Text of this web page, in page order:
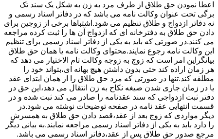
اعطا نمودن حق طلاق از طرف مرد به زن به شکل یک سند تک
برگی تحت عنوان وکالت نامه می باشد که در دفاتر اسناد رسمی و
نه دفاتر ازدواج و طلاق تنظیم می شود.اشتباها برخی از زوجین برای
دادن حق طلاق به دفترخانه ای که ازدواج آن ها را ثبت کرده مراجعه
می کنند.در صورتی که باید به یکی از دفاتر اسناد رسمی برای تنظیم
این وکالت نامه رجوع نمایند.محتوای وکالت نامه یا همان حق طلاق
بیانگراین امر است که زوج به زوجه وکالت تام الاختیار می دهد که
هر زمان اراده کند حتی بدون داشتن هیچ بهانه ای،بتواند خود را
مطلقه کند.تنها در صورتی که مرد حق طلاق را از همان ابتدای عقد
یا در زمان جاری شدن صیغه نکاح به زن انتقال می دهد،این حق در
دفتر ثبت ازدواجی که سند عقدنامه را صادر می کند ثبت شده و در
قسمت انتهایی عقد نامه در صفحه توضیحات نوشته می شود.در
دیگر مواردی که زوج بعد از عقد،قصد دادن حق طلاق به همسرش
را دارد باید به یکی از دفاتر اسناد رسمی مراجعه نمایند.به بیانی دیگر
مرجع صدور حق طلاق پس از عقد،دفاتر اسناد رسمی می باشد.